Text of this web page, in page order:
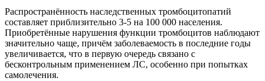
Распространённость наследственных тромбоцитопатий
составляет приблизительно 3-5 на 100 000 населения.
Приобретённые нарушения функции тромбоцитов наблюдают
значительно чаще, причём заболеваемость в последние годы
увеличивается, что в первую очередь связано с
бесконтрольным применением ЛС, особенно при попытках
самолечения.